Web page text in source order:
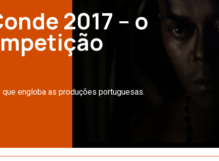
2017 – o
engloba as produções portuguesas.